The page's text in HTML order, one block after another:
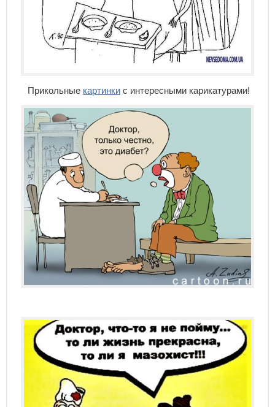
Прикольные картинки с интересными карикатурами!